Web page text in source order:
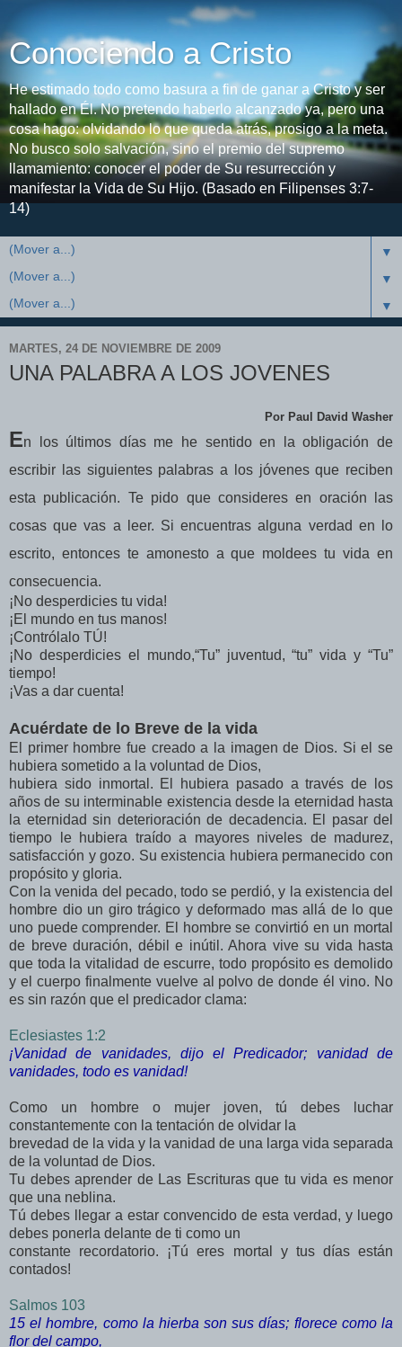
Conociendo a Cristo
He estimado todo como basura a fin de ganar a Cristo y ser
hallado en Él. No pretendo haberlo alcanzado ya, pero una
cosa hago: olvidando lo que queda atrás, prosigo a la meta.
No busco solo salvación, sino el premio del supremo
llamamiento: conocer el poder de Su resurrección y
manifestar la Vida de Su Hijo. (Basado en Filipenses 3:7-
14)
▼
▼
▼
MARTES, 24 DE NOVIEMBRE DE 2009
UNA PALABRA A LOS JOVENES
Por Paul David Washer
En los últimos días me he sentido en la obligación de
escribir las siguientes palabras a los jóvenes que reciben
esta publicación. Te pido que consideres en oración las
cosas que vas a leer. Si encuentras alguna verdad en lo
escrito, entonces te amonesto a que moldees tu vida en
consecuencia.
¡No desperdicies tu vida!
¡El mundo en tus manos!
¡Contrólalo TÚ!
¡No desperdicies el mundo,“Tu” juventud, “tu” vida y “Tu”
tiempo!
¡Vas a dar cuenta!
Acuérdate de lo Breve de la vida
El primer hombre fue creado a la imagen de Dios. Si el se
hubiera sometido a la voluntad de Dios,
hubiera sido inmortal. El hubiera pasado a través de los
años de su interminable existencia desde la eternidad hasta
la eternidad sin deterioración de decadencia. El pasar del
tiempo le hubiera traído a mayores niveles de madurez,
satisfacción y gozo. Su existencia hubiera permanecido con
propósito y gloria.
Con la venida del pecado, todo se perdió, y la existencia del
hombre dio un giro trágico y deformado mas allá de lo que
uno puede comprender. El hombre se convirtió en un mortal
de breve duración, débil e inútil. Ahora vive su vida hasta
que toda la vitalidad de escurre, todo propósito es demolido
y el cuerpo finalmente vuelve al polvo de donde él vino. No
es sin razón que el predicador clama:
Eclesiastes 1:2
¡Vanidad de vanidades, dijo el Predicador; vanidad de
vanidades, todo es vanidad!
Como un hombre o mujer joven, tú debes luchar
constantemente con la tentación de olvidar la
brevedad de la vida y la vanidad de una larga vida separada
de la voluntad de Dios.
Tu debes aprender de Las Escrituras que tu vida es menor
que una neblina.
Tú debes llegar a estar convencido de esta verdad, y luego
debes ponerla delante de ti como un
constante recordatorio. ¡Tú eres mortal y tus días están
contados!
Salmos 103
15 el hombre, como la hierba son sus días; florece como la
flor del campo,